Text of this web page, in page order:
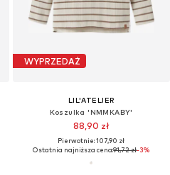
WYPRZEDAŻ
LIL'ATELIER
Koszulka 'NMMKABY'
88,90 zł
Pierwotnie: 107,90 zł
Ostatnia najniższa cena:91,72 zł-3%